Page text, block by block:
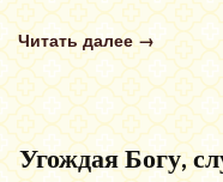
Читать далее →
Угождая Богу,